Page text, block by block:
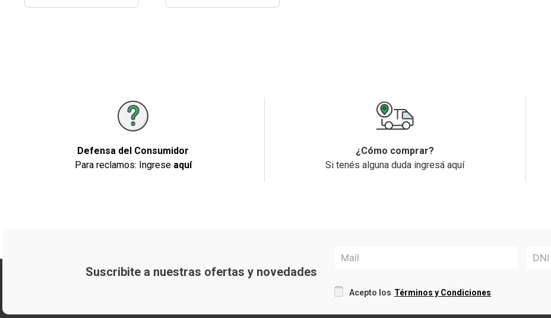
Defensa del Consumidor
Para reclamos: Ingrese aquí
¿Cómo comprar?
Si tenés alguna duda ingresá aquí
Suscribite a nuestras ofertas y novedades
Acepto los Términos y Condiciones